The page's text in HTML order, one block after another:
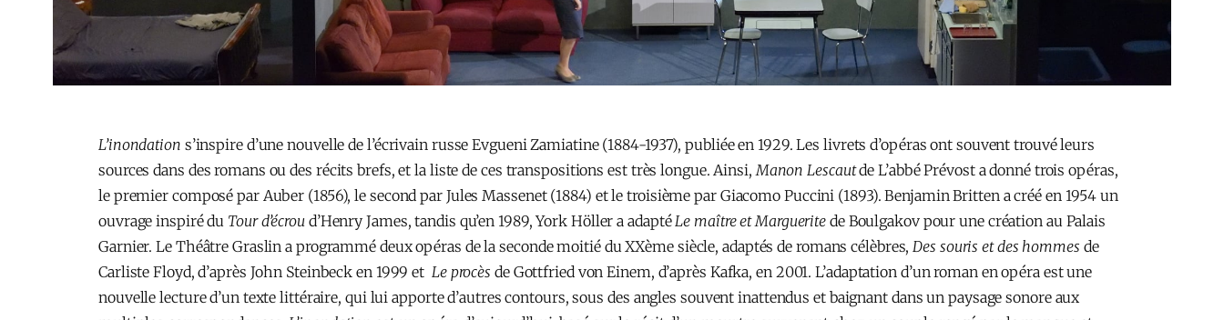
L’inondation s’inspire d’une nouvelle de l’écrivain russe Evgueni Zamiatine (1884-1937), publiée en 1929. Les livrets d’opéras ont souvent trouvé leurs
sources dans des romans ou des récits brefs, et la liste de ces transpositions est très longue. Ainsi,Manon Lescautde L’abbé Prévost a donné trois opéras,
le premier composé par Auber (1856), le second par Jules Massenet (1884) et le troisième par Giacomo Puccini (1893). Benjamin Britten a créé en 1954 un
ouvrage inspiré du Tour d’écroud’Henry James, tandis qu’en 1989, York Höller a adaptéLe maître et Marguerite de Boulgakov pour une création au Palais
Garnier. Le Théâtre Graslin a programmé deux opéras de la seconde moitié du XXème siècle, adaptés de romans célèbres,Des souris et des hommes de
Carliste Floyd, d’après John Steinbeck en 1999 et Le procès de Gottfried von Einem, d’après Kafka, en 2001. L’adaptation d’un roman en opéra est une
nouvelle lecture d’un texte littéraire, qui lui apporte d’autres contours, sous des angles souvent inattendus et baignant dans un paysage sonore aux